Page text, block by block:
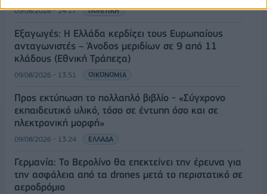
09/08/2026 - 14:17 ΠΟΛΙΤΙΚΗ
Εξαγωγές: Η Ελλάδα κερδίζει τους Ευρωπαίους
ανταγωνιστές – Άνοδος μεριδίων σε 9 από 11
κλάδους (Εθνική Τράπεζα)
09/08/2026 - 13:51 ΟΙΚΟΝΟΜΙΑ
Προς εκτύπωση το πολλαπλό βιβλίο - «Σύγχρονο
εκπαιδευτικό υλικό, τόσο σε έντυπη όσο και σε
ηλεκτρονική μορφή»
09/08/2026 - 13:24 ΕΛΛΑΔΑ
Γερμανία: Το Βερολίνο θα επεκτείνει την έρευνα για
την ασφάλεια από τα drones μετά το περιστατικό σε
αεροδρόμιο